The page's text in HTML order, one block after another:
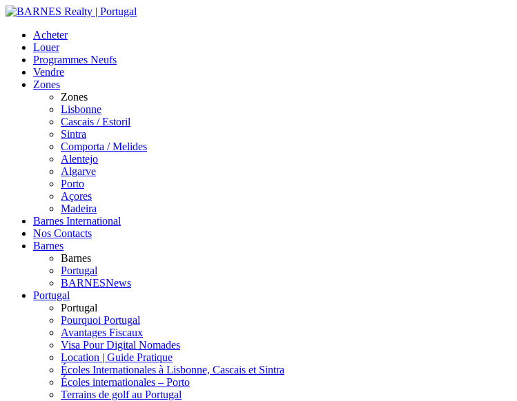
Acheter
Louer
Programmes Neufs
Vendre
Zones
Zones
Lisbonne
Cascais / Estoril
Sintra
Comporta / Melides
Alentejo
Algarve
Porto
Açores
Madeira
Barnes International
Nos Contacts
Barnes
Barnes
Portugal
BARNESNews
Portugal
Portugal
Pourquoi Portugal
Avantages Fiscaux
Visa Pour Digital Nomades
Location | Guide Pratique
Écoles Internationales à Lisbonne, Cascais et Sintra
Écoles internationales – Porto
Terrains de golf au Portugal